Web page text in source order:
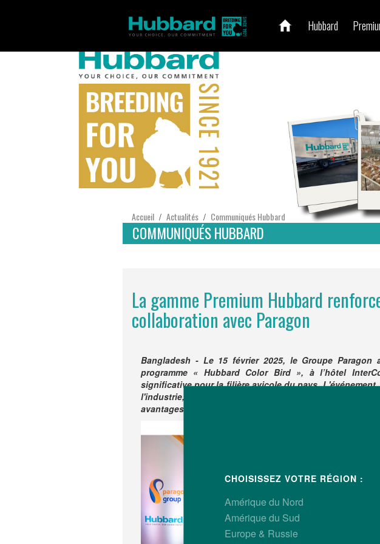
Hubbard
Accueil / Actualités / Communiqués Hubbard
COMMUNIQUÉS HUBBARD
La gamme Premium Hubbard
collaboration avec Paragon
Bangladesh - Le 15 février 2025, le Groupe
programme « Hubbard Color Bird », à l’hôtel
significative pour la filière avicole du pays.
l'industrie, s'est concentré sur la demande
avantages des souches de la gamme Hubbard Premium.
CHOISISSEZ VOTRE RÉGION :
Amérique du Nord
Amérique du Sud
Europe & Russie